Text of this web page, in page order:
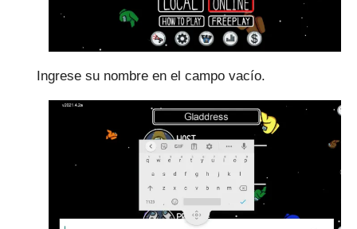
Ingrese su nombre en el campo vacío.